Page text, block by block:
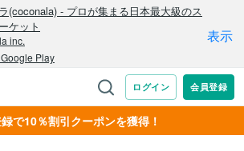
で10％割引クーポンを獲得！